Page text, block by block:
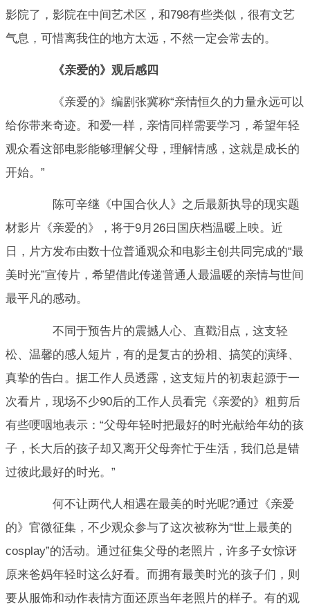
影院了，影院在中间艺术区，和798有些类似，很有文艺
气息，可惜离我住的地方太远，不然一定会常去的。
《亲爱的》观后感四
《亲爱的》编剧张冀称“亲情恒久的力量永远可以
给你带来奇迹。和爱一样，亲情同样需要学习，希望年轻
观众看这部电影能够理解父母，理解情感，这就是成长的
开始。”
陈可辛继《中国合伙人》之后最新执导的现实题
材影片《亲爱的》，将于9月26日国庆档温暖上映。近
日，片方发布由数十位普通观众和电影主创共同完成的“最
美时光”宣传片，希望借此传递普通人最温暖的亲情与世间
最平凡的感动。
不同于预告片的震撼人心、直戳泪点，这支轻
松、温馨的感人短片，有的是复古的扮相、搞笑的演绎、
真挚的告白。据工作人员透露，这支短片的初衷起源于一
次看片，现场不少90后的工作人员看完《亲爱的》粗剪后
有些哽咽地表示：“父母年轻时把最好的时光献给年幼的孩
子，长大后的孩子却又离开父母奔忙于生活，我们总是错
过彼此最好的时光。”
何不让两代人相遇在最美的时光呢?通过《亲爱
的》官微征集，不少观众参与了这次被称为“世上最美的
cosplay”的活动。通过征集父母的老照片，许多子女惊讶
原来爸妈年轻时这么好看。而拥有最美时光的孩子们，则
要从服饰和动作表情方面还原当年老照片的样子。有的观